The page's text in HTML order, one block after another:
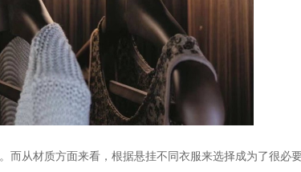
而从材质方面来看，根据悬挂不同衣服来选择成为了很必